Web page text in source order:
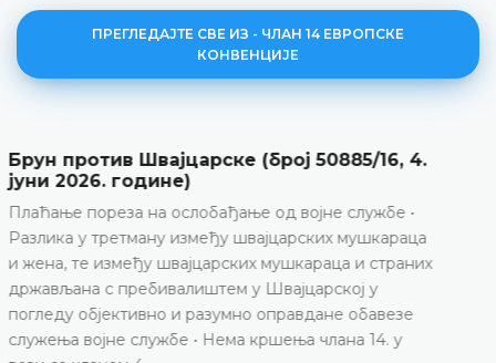
ПРЕГЛЕДАЈТЕ СВЕ ИЗ - ЧЛАН 14 ЕВРОПСКЕ
КОНВЕНЦИЈЕ
Ortega Ortega против Шпаније (број
36325/22, 4. децембар 2025. године)
Неиспуњавање позитивних обавеза да се
обезбиједи ефикасна заштита од дискриминације на
основу пола у контексту запошљавања и једнаке
накнаде • Кршење члана 14. Европске конвенције за
заштиту људских права и основних слобода у вези
са чланом 8. Европске конвенције